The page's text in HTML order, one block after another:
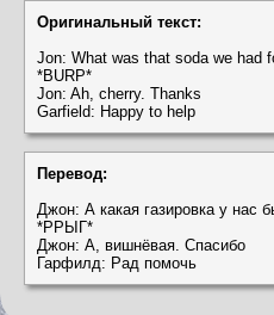
Оригинальный текст:
Jon: What was that soda we had
*BURP*
Jon: Ah, cherry. Thanks
Garfield: Happy to help
Перевод:
Джон: А какая газировка у нас
*РРЫГ*
Джон: А, вишнёвая. Спасибо
Гарфилд: Рад помочь